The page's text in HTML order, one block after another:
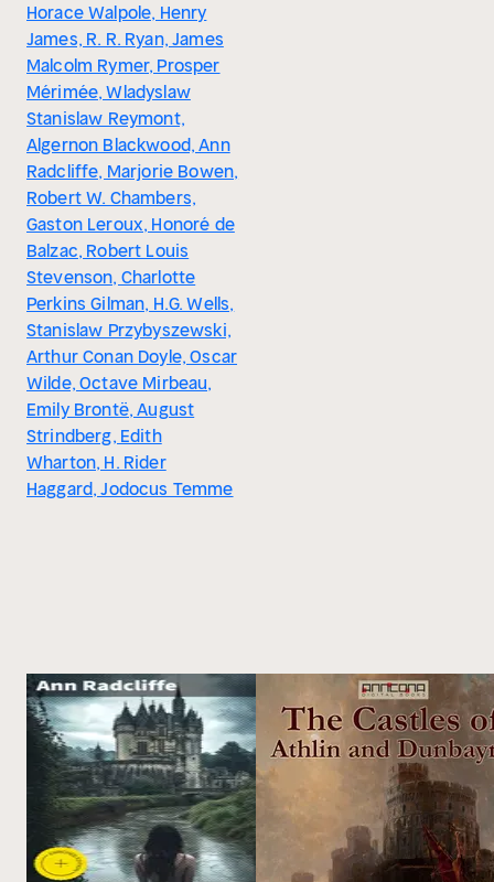
Horace Walpole, Henry
James, R. R. Ryan, James
Malcolm Rymer, Prosper
Mérimée, Wladyslaw
Stanislaw Reymont,
Algernon Blackwood, Ann
Radcliffe, Marjorie Bowen,
Robert W. Chambers,
Gaston Leroux, Honoré de
Balzac, Robert Louis
Stevenson, Charlotte
Perkins Gilman, H.G. Wells,
Stanislaw Przybyszewski,
Arthur Conan Doyle, Oscar
Wilde, Octave Mirbeau,
Emily Brontë, August
Strindberg, Edith
Wharton, H. Rider
Haggard, Jodocus Temme